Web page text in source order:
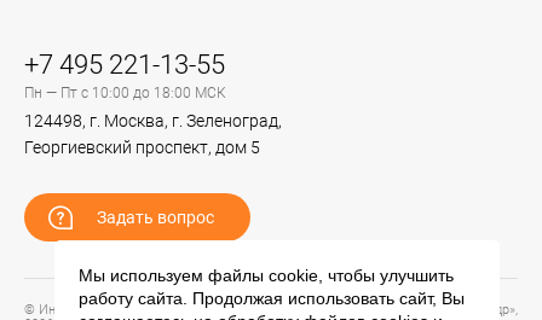
+7 495 221-13-55
Пн — Пт с 10:00 до 18:00 МСК
124498, г. Москва, г. Зеленоград,
Георгиевский проспект, дом 5
Задать вопрос
© Информационный портал технической поддержки ЦП ИС АО «ПКК Миландр»,
Мы используем файлы cookie, чтобы улучшить
работу сайта. Продолжая использовать сайт, Вы